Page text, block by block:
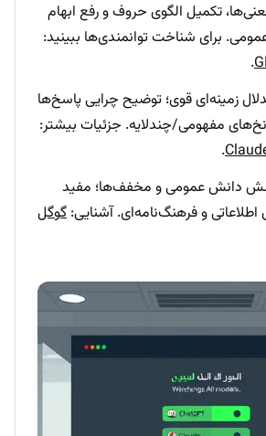
تکمیل الگوی حروف و رفع ابهام
برای شناخت توانمندی‌ها ببینید:
.
زمینه‌ای قوی؛ توضیح چرایی پاسخ‌ها
مفهومی/چندلایه. جزئیات بیشتر:
.
دانش عمومی و مخفف‌ها؛ مفید
و فرهنگ‌نامه‌ای. آشنایی: گوگل